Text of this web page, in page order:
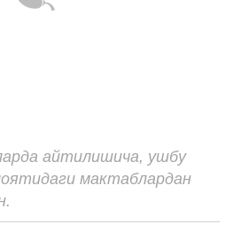
айтилишича, ушбу
мактаблардан